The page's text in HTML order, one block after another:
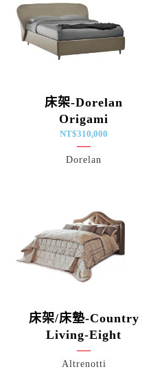
床架-Dorelan
Origami
NT$310,000
Dorelan
床架/床墊-Country
Living-Eight
Altrenotti